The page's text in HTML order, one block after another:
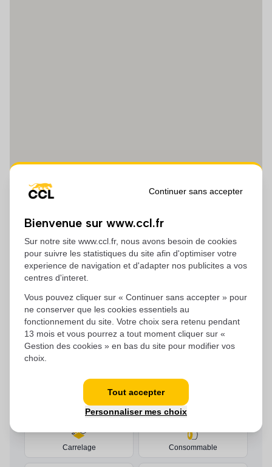
Continuer sans accepter
Bienvenue sur www.ccl.fr
Sur notre site www.ccl.fr, nous avons besoin de cookies
pour suivre les statistiques du site afin d'optimiser votre
experience de navigation et d'adapter nos publicites a vos
centres d'interet.
Vous pouvez cliquer sur « Continuer sans accepter » pour
ne conserver que les cookies essentiels au
fonctionnement du site. Votre choix sera retenu pendant
13 mois et vous pourrez a tout moment cliquer sur «
Gestion des cookies » en bas du site pour modifier vos
choix.
Tout accepter
Personnaliser mes choix
NOS ACTIVITÉS
Acier Plastique Batiment
Carrelage Consommable